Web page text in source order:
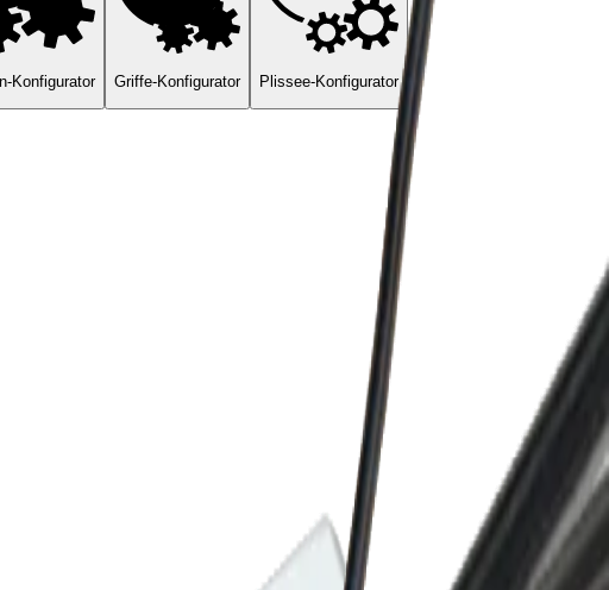
Konfigurator Griffe-Konfigurator Plissee-Konfigurator